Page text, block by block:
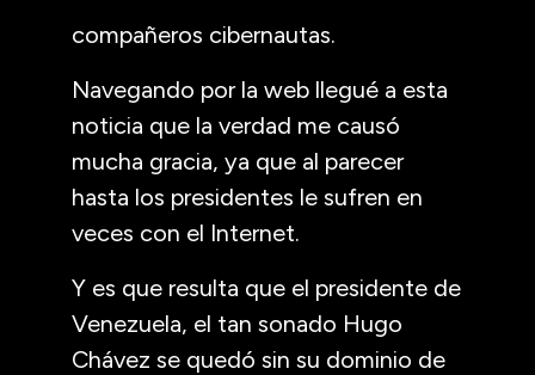
compañeros cibernautas.
Navegando por la web llegué a esta
noticia que la verdad me causó
mucha gracia, ya que al parecer
hasta los presidentes le sufren en
veces con el Internet.
Y es que resulta que el presidente de
Venezuela, el tan sonado Hugo
Chávez se quedó sin su dominio de